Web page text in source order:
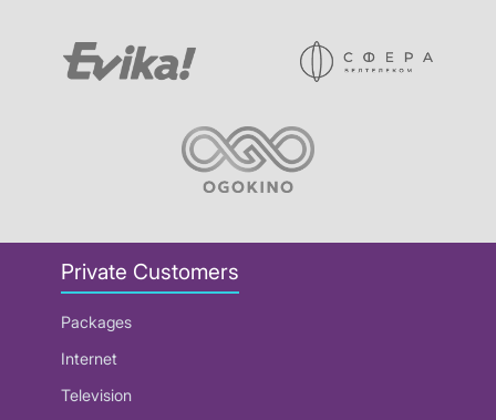
Private Customers
Packages
Internet
Television